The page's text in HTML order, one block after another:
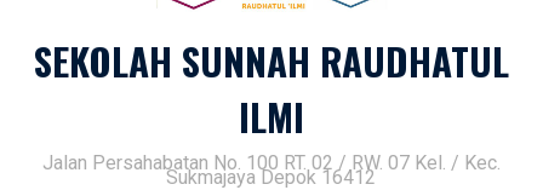
SEKOLAH SUNNAH RAUDHATUL
ILMI
Jalan Persahabatan No. 100 RT. 02 / RW. 07 Kel. / Kec.
Sukmajaya Depok 16412